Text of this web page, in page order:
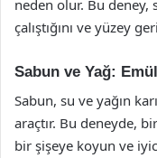
neden olur. Bu deney,
çalıştığını ve yüzey
Sabun ve Yağ:
Sabun, su ve yağın
araçtır. Bu deneyde,
bir şişeye koyun ve